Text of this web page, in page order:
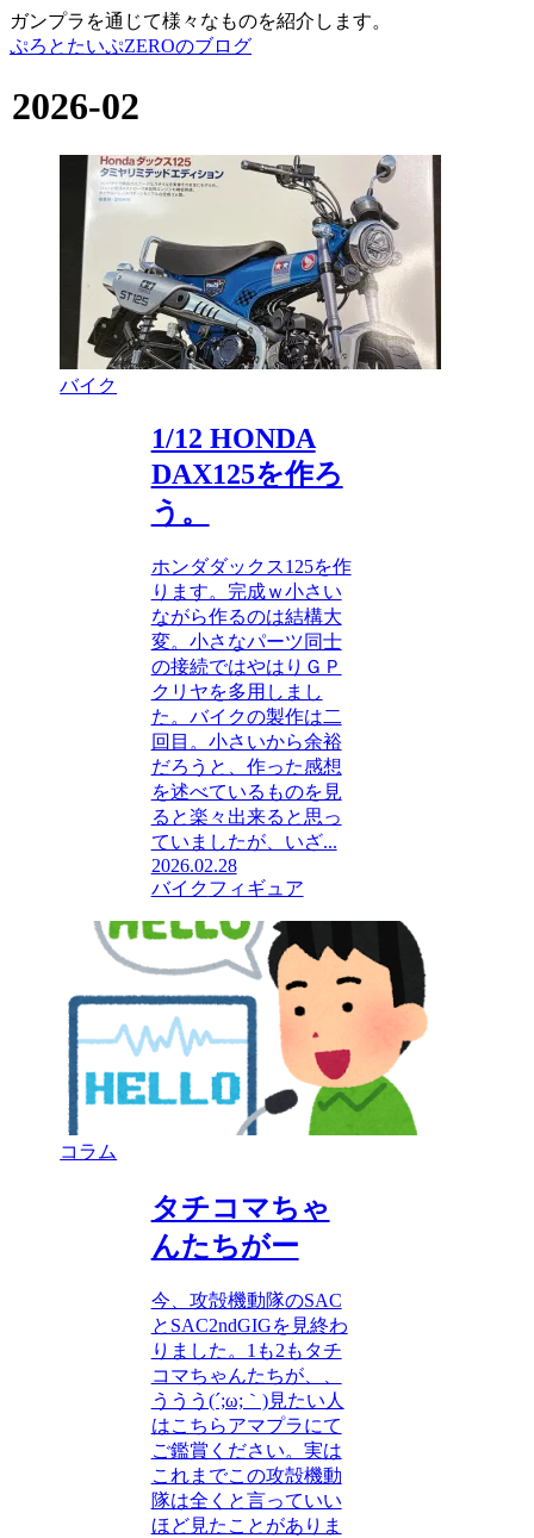
ガンプラを通じて様々なものを紹介します。
ぷろとたいぷZEROのブログ
2026-02
バイク
1/12 HONDA
DAX125を作ろ
う。
ホンダダックス125を作
ります。完成ｗ小さい
ながら作るのは結構大
変。小さなパーツ同士
の接続ではやはりＧＰ
クリヤを多用しまし
た。バイクの製作は二
回目。小さいから余裕
だろうと、作った感想
を述べているものを見
ると楽々出来ると思っ
ていましたが、いざ...
2026.02.28
バイクフィギュア
コラム
タチコマちゃ
んたちがー
今、攻殻機動隊のSAC
とSAC2ndGIGを見終わ
りました。1も2もタチ
コマちゃんたちが、、
ううう(´;ω;｀)見たい人
はこちらアマプラにて
ご鑑賞ください。実は
これまでこの攻殻機動
隊は全くと言っていい
ほど見たことがありま